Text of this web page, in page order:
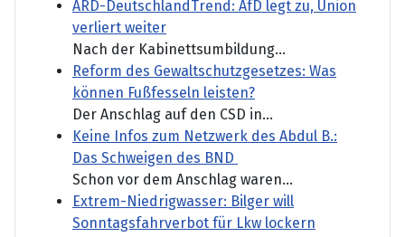
ARD-DeutschlandTrend: AfD legt zu, Union
verliert weiter
Nach der Kabinettsumbildung...
Reform des Gewaltschutzgesetzes: Was
können Fußfesseln leisten?
Der Anschlag auf den CSD in...
Keine Infos zum Netzwerk des Abdul B.:
Das Schweigen des BND
Schon vor dem Anschlag waren...
Extrem-Niedrigwasser: Bilger will
Sonntagsfahrverbot für Lkw lockern